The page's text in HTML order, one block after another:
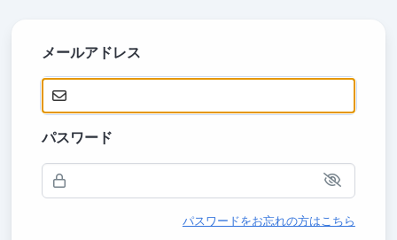
メールアドレス
パスワード
パスワードをお忘れの方はこちら